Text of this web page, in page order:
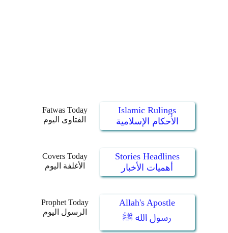
Fatwas Today
الفتاوى اليوم
Islamic Rulings
الأحكام الإسلامية
Covers Today
الأغلفة اليوم
Stories Headlines
أهميات الأخبار
Prophet Today
الرسول اليوم
Allah's Apostle
رسول الله ﷺ